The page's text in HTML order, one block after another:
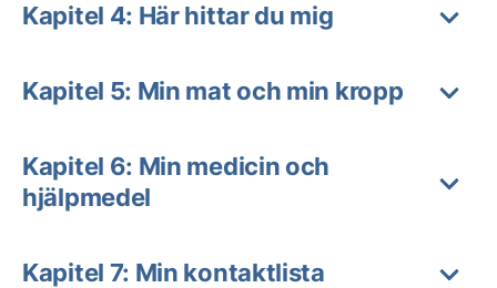
Kapitel 4: Här hittar du mig
Kapitel 5: Min mat och min kropp
Kapitel 6: Min medicin och
hjälpmedel
Kapitel 7: Min kontaktlista